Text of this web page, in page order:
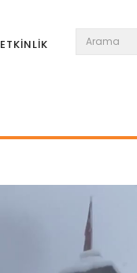
ETKİNLİK